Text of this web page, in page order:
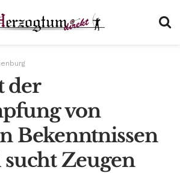
der
von
Bekenntnissen
sucht Zeugen